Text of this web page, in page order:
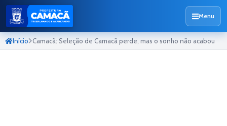
Menu
Início Camacã: Seleção de Camacã perde, mas o sonho não acabou